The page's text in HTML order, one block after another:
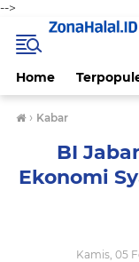
-->
Home
› Kabar
BI
Ekonomi
Kamis, 05